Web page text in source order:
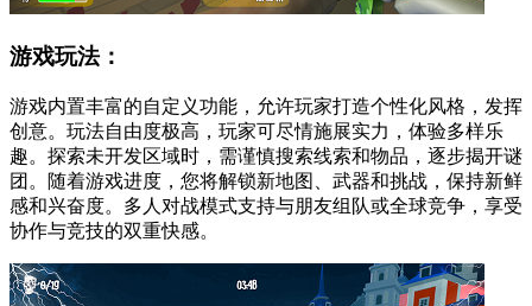
游戏玩法：
游戏内置丰富的自定义功能，允许玩家打造个性化风格，发挥
创意。玩法自由度极高，玩家可尽情施展实力，体验多样乐
趣。探索未开发区域时，需谨慎搜索线索和物品，逐步揭开谜
团。随着游戏进度，您将解锁新地图、武器和挑战，保持新鲜
感和兴奋度。多人对战模式支持与朋友组队或全球竞争，享受
协作与竞技的双重快感。